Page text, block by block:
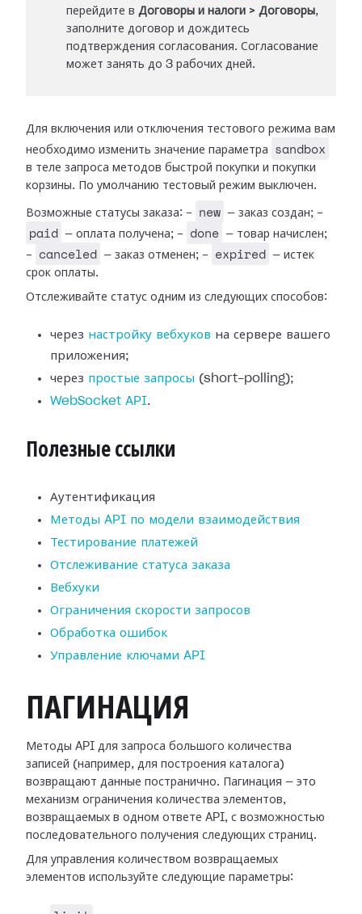
перейдите в Договоры и налоги > Договоры,
заполните договор и дождитесь
подтверждения согласования. Согласование
может занять до 3 рабочих дней.
Для включения или отключения тестового режима вам
необходимо изменить значение параметра
sandbox
в теле запроса методов быстрой покупки и покупки
корзины. По умолчанию тестовый режим выключен.
Возможные статусы заказа: - new — заказ создан; -
paid — оплата получена; - done — товар начислен;
-
canceled — заказ отменен; - expired — истек
срок оплаты.
Отслеживайте статус одним из следующих способов:
через настройку вебхуков на сервере вашего
приложения;
через простые запросы (short-polling);
WebSocket API.
Полезные ссылки
Аутентификация
Методы API по модели взаимодействия
Тестирование платежей
Отслеживание статуса заказа
Вебхуки
Ограничения скорости запросов
Обработка ошибок
Управление ключами API
ПАГИНАЦИЯ
Методы API для запроса большого количества
записей (например, для построения каталога)
возвращают данные постранично. Пагинация — это
механизм ограничения количества элементов,
возвращаемых в одном ответе API, с возможностью
последовательного получения следующих страниц.
Для управления количеством возвращаемых
элементов используйте следующие параметры: